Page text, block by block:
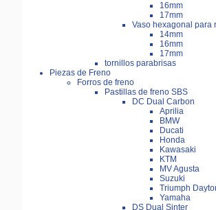
16mm
17mm
Vaso hexagonal para
14mm
16mm
17mm
tornillos parabrisas
Piezas de Freno
Forros de freno
Pastillas de freno SBS
DC Dual Carbon
Aprilia
BMW
Ducati
Honda
Kawasaki
KTM
MV Agusta
Suzuki
Triumph
Yamaha
DS Dual Sinter